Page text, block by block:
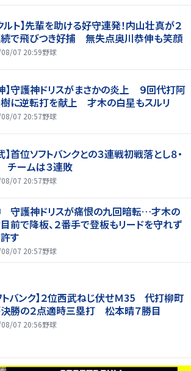
ルト】先輩を助ける好守連発！内山壮真が２
で飛びつき好捕 無失点奥川恭伸も笑顔
07 20:59野球
】守護神ドリスがまさかの炎上 ９回代打阿
に逆転打を献上 才木の白星もスルリ
07 20:57野球
】首位ソフトバンクとの３連戦初戦落とし８・
チームは３連敗
07 20:57野球
守護神ドリスが痛恨の九回暗転…才木の
前で降板、２番手で登板もリードを守れず
す
07 20:57野球
トバンク】２位西武ねじ伏せＭ35 代打柳町
勝の２点適時三塁打 松本晴７勝目
07 20:56野球